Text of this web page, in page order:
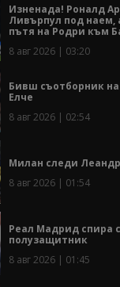
Изненада! Роналд
Ливърпул под наем,
пътя на Родри към
8 авг 2026 | 03:20
Бивш съотборник на
Елче
8 авг 2026 | 02:54
Милан следи
8 авг 2026 | 01:54
Реал Мадрид спира
полузащитник
8 авг 2026 | 01:45